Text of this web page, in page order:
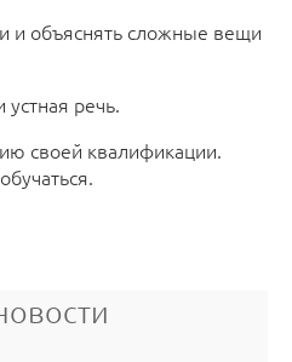
и объяснять сложные вещи
речь.
своей квалификации.